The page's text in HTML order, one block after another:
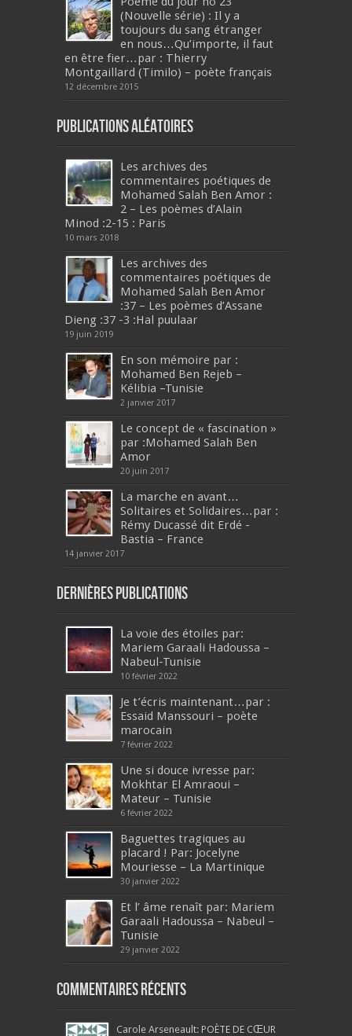
(Nouvelle série) : Il y a
toujours du sang étranger
en nous…Qu’importe, il faut
en être fier…par : Thierry
Montgaillard (Timilo) – poète français
12 décembre 2015
Publications aléatoires
Les archives des
commentaires poétiques de
Mohamed Salah Ben Amor :
2 – Les poèmes d’Alain
Minod :2-15 : Paris
10 mars 2018
Les archives des
commentaires poétiques de
Mohamed Salah Ben Amor
:37 – Les poèmes d’Assane
Dieng :37 -3 :Hal puulaar
19 juin 2019
En son mémoire par :
Mohamed Ben Rejeb –
Kélibia –Tunisie
2 janvier 2017
Le concept de « fascination »
par :Mohamed Salah Ben
Amor
20 juin 2017
La marche en avant…
Solitaires et Solidaires…par :
Rémy Ducassé dit Erdé -
Bastia – France
14 janvier 2017
Dernières publications
La voie des étoiles par:
Mariem Garaali Hadoussa –
Nabeul-Tunisie
10 février 2022
Je t’écris maintenant…par :
Essaid Manssouri – poète
marocain
7 février 2022
Une si douce ivresse par:
Mokhtar El Amraoui –
Mateur – Tunisie
6 février 2022
Baguettes tragiques au
placard ! Par: Jocelyne
Mouriesse – La Martinique
30 janvier 2022
Et l’ âme renaît par: Mariem
Garaali Hadoussa – Nabeul –
Tunisie
29 janvier 2022
Commentaires récents
Carole Arseneault: POÈTE DE CŒUR